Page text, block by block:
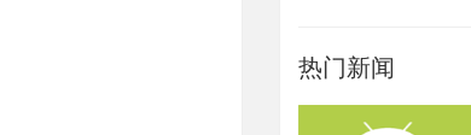
热门新闻